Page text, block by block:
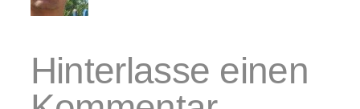
Hinterlasse einen